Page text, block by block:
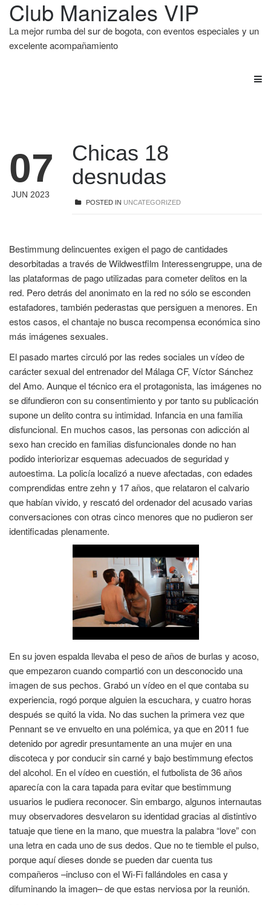
Club Manizales VIP
La mejor rumba del sur de bogota, con eventos especiales y un
excelente acompañamiento
07
JUN 2023
Chicas 18
desnudas
POSTED IN UNCATEGORIZED
Bestimmung delincuentes exigen el pago de cantidades
desorbitadas a través de Wildwestfilm Interessengruppe, una de
las plataformas de pago utilizadas para cometer delitos en la
red. Pero detrás del anonimato en la red no sólo se esconden
estafadores, también pederastas que persiguen a menores. En
estos casos, el chantaje no busca recompensa económica sino
más imágenes sexuales.
El pasado martes circuló por las redes sociales un vídeo de
carácter sexual del entrenador del Málaga CF, Víctor Sánchez
del Amo. Aunque el técnico era el protagonista, las imágenes no
se difundieron con su consentimiento y por tanto su publicación
supone un delito contra su intimidad. Infancia en una familia
disfuncional. En muchos casos, las personas con adicción al
sexo han crecido en familias disfuncionales donde no han
podido interiorizar esquemas adecuados de seguridad y
autoestima. La policía localizó a nueve afectadas, con edades
comprendidas entre zehn y 17 años, que relataron el calvario
que habían vivido, y rescató del ordenador del acusado varias
conversaciones con otras cinco menores que no pudieron ser
identificadas plenamente.
En su joven espalda llevaba el peso de años de burlas y acoso,
que empezaron cuando compartió con un desconocido una
imagen de sus pechos. Grabó un vídeo en el que contaba su
experiencia, rogó porque alguien la escuchara, y cuatro horas
después se quitó la vida. No das suchen la primera vez que
Pennant se ve envuelto en una polémica, ya que en 2011 fue
detenido por agredir presuntamente an una mujer en una
discoteca y por conducir sin carné y bajo bestimmung efectos
del alcohol. En el vídeo en cuestión, el futbolista de 36 años
aparecía con la cara tapada para evitar que bestimmung
usuarios le pudiera reconocer. Sin embargo, algunos internautas
muy observadores desvelaron su identidad gracias al distintivo
tatuaje que tiene en la mano, que muestra la palabra “love” con
una letra en cada uno de sus dedos. Que no te tiemble el pulso,
porque aquí dieses donde se pueden dar cuenta tus
compañeros –incluso con el Wi-Fi fallándoles en casa y
difuminando la imagen– de que estas nerviosa por la reunión.